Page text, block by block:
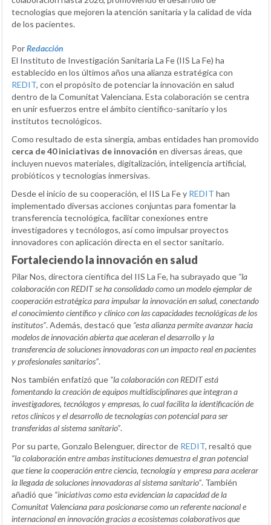
tecnologías que mejoren la atención sanitaria y la calidad de vida
de los pacientes.
PorRedacción
El Instituto de Investigación Sanitaria La Fe (IIS La Fe) ha
establecido en los últimos años una alianza estratégica con
REDIT, con el propósito de potenciar la innovación en salud
dentro de la Comunitat Valenciana. Esta colaboración se centra
en unir esfuerzos entre el ámbito científico-sanitario y los
institutos tecnológicos.
Como resultado de esta sinergia, ambas entidades han promovido
cerca de 40 iniciativas de innovación en diversas áreas, que
incluyen nuevos materiales, digitalización, inteligencia artificial,
probióticos y tecnologías inmersivas.
Desde el inicio de su cooperación, el IIS La Fe y REDIT han
implementado diversas acciones conjuntas para fomentar la
transferencia tecnológica, facilitar conexiones entre
investigadores y tecnólogos, así como impulsar proyectos
innovadores con aplicación directa en el sector sanitario.
Fortaleciendo la innovación en salud
Pilar Nos, directora científica del IIS La Fe, ha subrayado que “la
colaboración con REDIT se ha consolidado como un modelo ejemplar de
cooperación estratégica para impulsar la innovación en salud, conectando
el conocimiento científico y clínico con las capacidades tecnológicas de los
institutos”. Además, destacó que “esta alianza permite avanzar hacia
modelos de innovación abierta que aceleran el desarrollo y la
transferencia de soluciones innovadoras con un impacto real en pacientes
y profesionales sanitarios”.
Nos también enfatizó que “la colaboración con REDIT está
fomentando la creación de equipos multidisciplinares que integran a
investigadores, tecnólogos y empresas, lo cual facilita la identificación de
retos clínicos y el desarrollo de tecnologías con potencial para ser
transferidas al sistema sanitario”.
Por su parte, Gonzalo Belenguer, director de REDIT, resaltó que
“la colaboración entre ambas instituciones demuestra el gran potencial
que tiene la cooperación entre ciencia, tecnología y empresa para acelerar
la llegada de soluciones innovadoras al sistema sanitario”. También
añadió que “iniciativas como esta evidencian la capacidad de la
Comunitat Valenciana para posicionarse como un referente nacional e
internacional en innovación gracias a ecosistemas colaborativos que